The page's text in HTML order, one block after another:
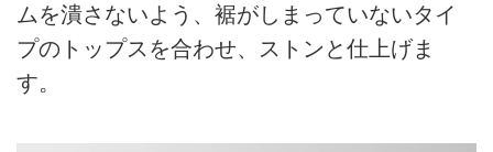
ムを潰さないよう、裾がしまっていないタイ
プのトップスを合わせ、ストンと仕上げま
す。